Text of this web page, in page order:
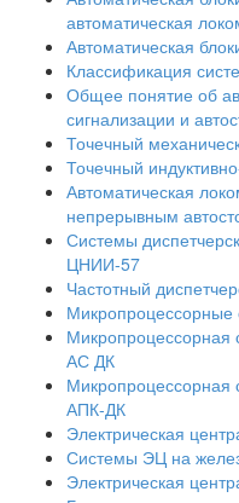
автоматическая
Автоматическая
Классификация
Общее понятие об
сигнализации и
Точечный
Точечный
Автоматическая
непрерывным
Системы
ЦНИИ-57
Частотный
Микропроцессорные
Микропроцессорная
АС ДК
Микропроцессорная
АПК-ДК
Электрическая
Системы ЭЦ на
Электрическая